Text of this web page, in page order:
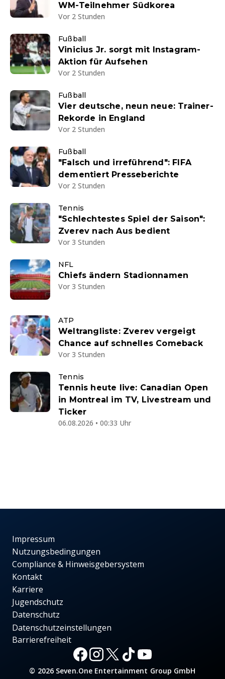
WM-Teilnehmer Südkorea
Vor 2 Stunden
Fußball
Vinicius Jr. sorgt mit Instagram-
Aktion für Aufsehen
Vor 2 Stunden
Fußball
Vier deutsche, neun neue: Trainer-
Rekorde in England
Vor 2 Stunden
Fußball
"Falsch und irreführend": FIFA
dementiert Presseberichte
Vor 2 Stunden
Tennis
"Schlechtestes Spiel der Saison":
Zverev nach Aus bedient
Vor 3 Stunden
NFL
Chiefs ändern Stadionnamen
Vor 3 Stunden
ATP
Weltrangliste: Zverev vergeigt
Chance auf schnelles Comeback
Vor 3 Stunden
Tennis
Tennis heute live: Canadian Open
in Montreal im TV, Livestream und
Ticker
06.08.2026 • 00:33 Uhr
Impressum
Nutzungsbedingungen
Compliance & Hinweisgebersystem
Kontakt
Karriere
Jugendschutz
Datenschutz
Datenschutzeinstellungen
Barrierefreiheit
© 2026 Seven.One Entertainment Group GmbH